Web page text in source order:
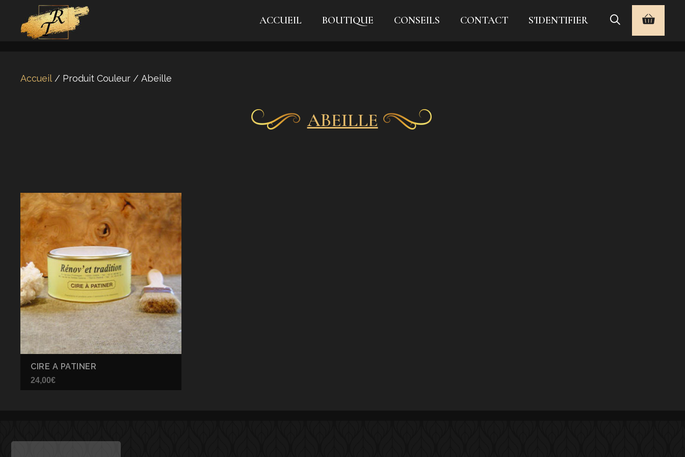
contenu
ACCUEIL BOUTIQUE CONSEILS CONTACT S'IDENTIFIER
Accueil / Produit Couleur / Abeille
ABEILLE
CIRE A PATINER
24,00€